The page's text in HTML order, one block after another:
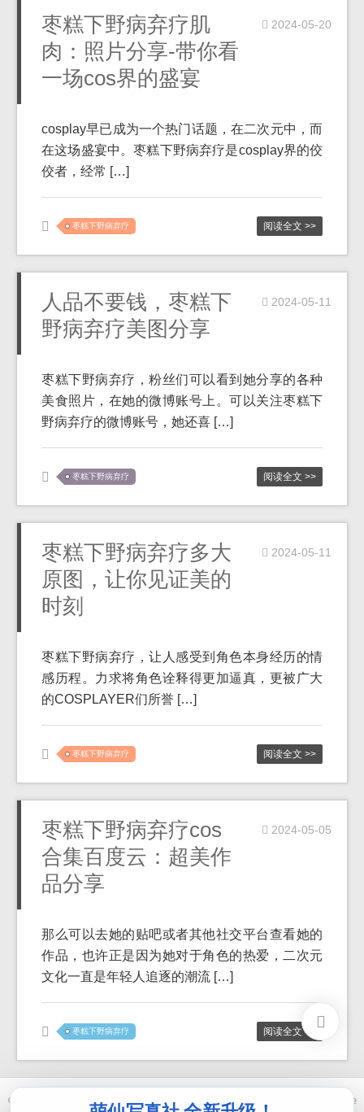
枣糕下野病弃疗肌
肉：照片分享-带你看
一场cos界的盛宴
2024-05-20
cosplay早已成为一个热门话题，在二次元中，而
在这场盛宴中。枣糕下野病弃疗是cosplay界的佼
佼者，经常 […]
枣糕下野病弃疗 阅读全文 >>
人品不要钱，枣糕下
野病弃疗美图分享
2024-05-11
枣糕下野病弃疗，粉丝们可以看到她分享的各种
美食照片，在她的微博账号上。可以关注枣糕下
野病弃疗的微博账号，她还喜 […]
枣糕下野病弃疗 阅读全文 >>
枣糕下野病弃疗多大
原图，让你见证美的
时刻
2024-05-11
枣糕下野病弃疗，让人感受到角色本身经历的情
感历程。力求将角色诠释得更加逼真，更被广大
的COSPLAYER们所誉 […]
枣糕下野病弃疗 阅读全文 >>
枣糕下野病弃疗cos
合集百度云：超美作
品分享
2024-05-05
那么可以去她的贴吧或者其他社交平台查看她的
作品，也许正是因为她对于角色的热爱，二次元
文化一直是年轻人追逐的潮流 […]
枣糕下野病弃疗 阅读全文 >>
© 2021-2026 优马卿 | ICP备案 XXX 号 | Themeckvearm by ttcrivpe